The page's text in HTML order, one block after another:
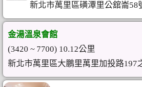
新北市萬里區磺潭里公舘崙58
金湯溫泉會館
(3420 ~ 7700) 10.12公里
新北市萬里區大鵬里萬里加投路197